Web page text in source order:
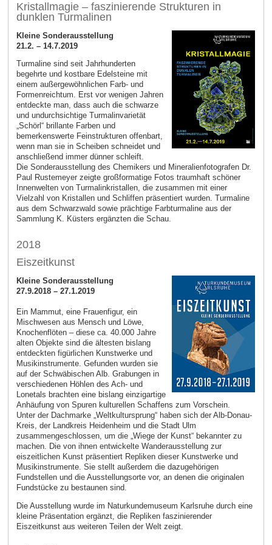
Kristallmagie – faszinierende Strukturen in
dunklen Turmalinen
Kleine Sonderausstellung
21.2. – 14.7.2019
Turmaline sind seit Jahrhunderten
begehrte und kostbare Edelsteine mit
einem außergewöhnlichen Farb- und
Formenreichtum. Erst vor wenigen Jahren
entdeckte man, dass auch die schwarze
und undurchsichtige Turmalinvarietät
„Schörl“ brillante Farben und
bemerkenswerte Feinstrukturen offenbart,
wenn man sie in Scheiben schneidet und
anschließend immer dünner schleift.
Die Sonderausstellung des Chemikers und Mineralienfotografen Dr.
Paul Rustemeyer zeigte großformatige Fotos traumhaft schöner
Innenwelten von Turmalinkristallen, die zusammen mit einer
Vielzahl von Kristallen und Schliffen präsentiert wurden. Turmaline
aus dem Schwarzwald sowie prächtige Farbturmaline aus der
Sammlung K. Küsters ergänzten die Schau.
2018
Eiszeitkunst
Kleine Sonderausstellung
27.9.2018 – 27.1.2019
Ein Mammut, eine Frauenfigur, ein
Mischwesen aus Mensch und Löwe,
Knochenflöten – diese ca. 40.000 Jahre
alten Objekte sind die ältesten bislang
entdeckten figürlichen Kunstwerke und
Musikinstrumente. Gefunden wurden sie
auf der Schwäbischen Alb. Grabungen in
verschiedenen Höhlen des Ach- und
Lonetals brachten eine bislang einzigartige
Anhäufung von Spuren kulturellen Schaffens zum Vorschein.
Unter der Dachmarke „Weltkultursprung“ haben sich der Alb-Donau-
Kreis, der Landkreis Heidenheim und die Stadt Ulm
zusammengeschlossen, um die „Wiege der Kunst“ bekannter zu
machen. Die von ihnen entwickelte Wanderausstellung zur
eiszeitlichen Kunst präsentiert Repliken dieser Kunstwerke und
Musikinstrumente. Sie stellt außerdem die dazugehörigen
Fundstellen und die Ausstellungsorte vor, an denen die originalen
Fundstücke zu bestaunen sind.
Die Ausstellung wurde im Naturkundemuseum Karlsruhe durch eine
kleine Präsentation ergänzt, die Repliken faszinierender
Eiszeitkunst aus weiteren Teilen der Welt zeigt.